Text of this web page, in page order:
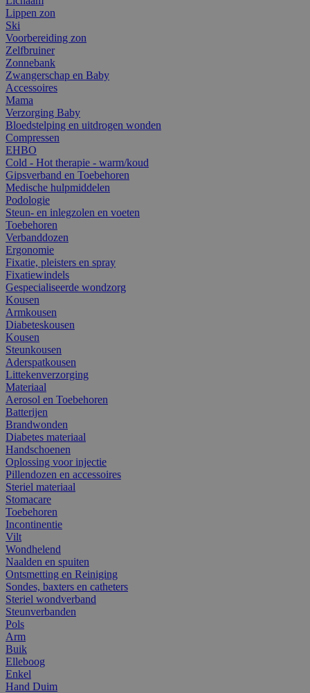
Lippen zon
Ski
Voorbereiding zon
Zelfbruiner
Zonnebank
Zwangerschap en Baby
Accessoires
Mama
Verzorging Baby
Bloedstelping en uitdrogen wonden
Compressen
EHBO
Cold - Hot therapie - warm/koud
Gipsverband en Toebehoren
Medische hulpmiddelen
Podologie
Steun- en inlegzolen en voeten
Toebehoren
Verbanddozen
Ergonomie
Fixatie, pleisters en spray
Fixatiewindels
Gespecialiseerde wondzorg
Kousen
Armkousen
Diabeteskousen
Kousen
Steunkousen
Aderspatkousen
Littekenverzorging
Materiaal
Aerosol en Toebehoren
Batterijen
Brandwonden
Diabetes materiaal
Handschoenen
Oplossing voor injectie
Pillendozen en accessoires
Steriel materiaal
Stomacare
Toebehoren
Incontinentie
Vilt
Wondhelend
Naalden en spuiten
Ontsmetting en Reiniging
Sondes, baxters en catheters
Steriel wondverband
Steunverbanden
Pols
Arm
Buik
Elleboog
Enkel
Hand Duim